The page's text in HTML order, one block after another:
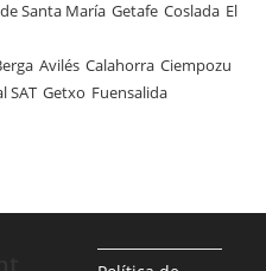
Santa María Getafe Coslada El
Avilés Calahorra Ciempozu
SAT Getxo Fuensalida